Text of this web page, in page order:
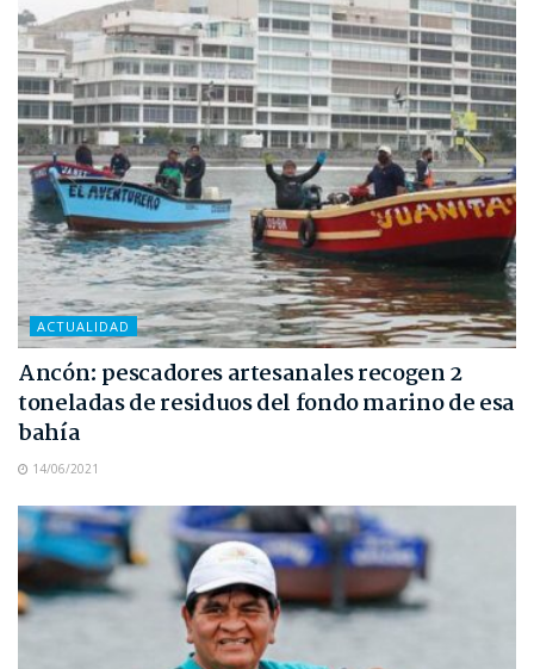
ACTUALIDAD
Ancón: pescadores artesanales recogen 2
toneladas de residuos del fondo marino de esa
bahía
14/06/2021